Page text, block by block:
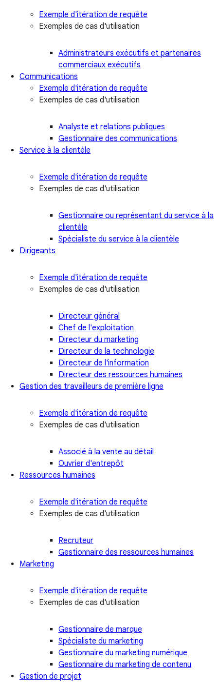
Exemple d'itération de requête
Exemples de cas d'utilisation
Administrateurs exécutifs et partenaires
commerciaux exécutifs
Communications
Exemple d'itération de requête
Exemples de cas d'utilisation
Analyste et relations publiques
Gestionnaire des communications
Service à la clientèle
Exemple d'itération de requête
Exemples de cas d'utilisation
Gestionnaire ou représentant du service à la
clientèle
Spécialiste du service à la clientèle
Dirigeants
Exemple d'itération de requête
Exemples de cas d'utilisation
Directeur général
Chef de l'exploitation
Directeur du marketing
Directeur de la technologie
Directeur de l'information
Directeur des ressources humaines
Gestion des travailleurs de première ligne
Exemple d'itération de requête
Exemples de cas d'utilisation
Associé à la vente au détail
Ouvrier d'entrepôt
Ressources humaines
Exemple d'itération de requête
Exemples de cas d'utilisation
Recruteur
Gestionnaire des ressources humaines
Marketing
Exemple d'itération de requête
Exemples de cas d'utilisation
Gestionnaire de marque
Spécialiste du marketing
Gestionnaire du marketing numérique
Gestionnaire du marketing de contenu
Gestion de projet